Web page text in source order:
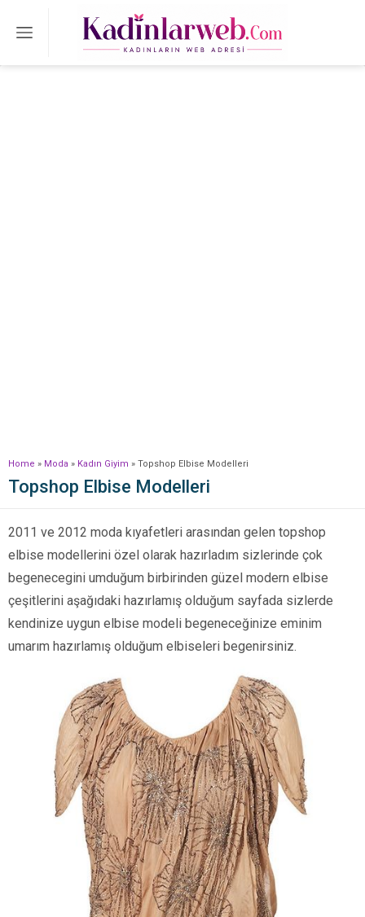
Home » Moda » Kadın Giyim » Topshop Elbise Modelleri
Topshop Elbise Modelleri
2011 ve 2012 moda kıyafetleri arasından gelen topshop
elbise modellerini özel olarak hazırladım sizlerinde çok
begenecegini umduğum birbirinden güzel modern elbise
çeşitlerini aşağıdaki hazırlamış olduğum sayfada sizlerde
kendinize uygun elbise modeli begeneceğinize eminim
umarım hazırlamış olduğum elbiseleri begenirsiniz.